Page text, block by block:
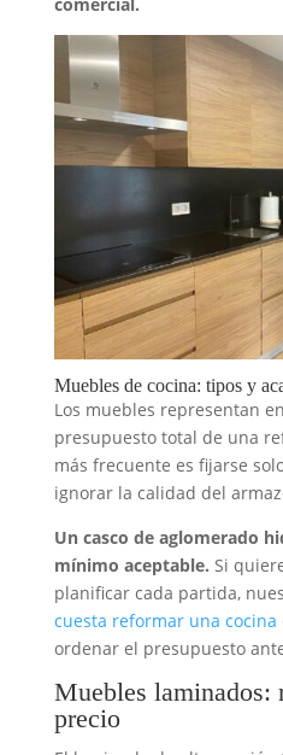
comercial.
Muebles de cocina: tipos y
Los muebles representan
presupuesto total de una
más frecuente es fijarse
ignorar la calidad del
Un casco de aglomerado
mínimo aceptable. Si
planificar cada partida,
cuesta reformar una cocina
ordenar el presupuesto
Muebles laminados:
precio